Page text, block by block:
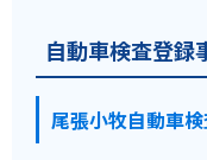
自動車検査登録
尾張小牧自動車